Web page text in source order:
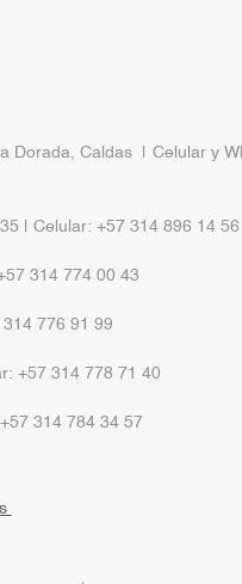
Dorada, Caldas | Celular y
| Celular: +57 314 896 14 56
314 774 00 43
776 91 99
+57 314 778 71 40
314 784 34 57